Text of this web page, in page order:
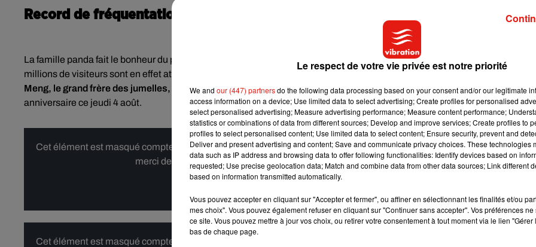
Record de fréquentation en 2022 ?
La famille panda fait le bonheur du parc loir-et-chérien, qui pourrait battre un record de fréquentation en 2022.
Près de deux
millions de visiteurs sont en effet attendus. Il faudra tout de même se dépêcher pour rencontrer la famille au complet :
Meng, le grand frère des jumelles, devrait rejoindre la Chined’ici la fin de l’année. Il fêtera de son côté son quatrième
anniversaire ce jeudi 4 août.
Cet élément est masqué compte-tenu du refus du dépôt de cookies que vous avez exprimé. Si vous souhaitez l'afficher,
merci de nous donner votre accord en cliquant sur le bouton ci-dessous.
Cet élément est masqué compte-tenu du refus du dépôt de cookies que vous avez exprimé. Si vous souhaitez l'afficher,
Le respect de votre vie privée est notre priorité
We and our (447) partnersdo the following data processing based on your consent and/or our legitimate
access information on a device; Use limited data to select advertising; Create profiles for personalised
select personalised advertising; Measure advertising performance; Measure content performance;
statistics or combinations of data from different sources; Develop and improve services; Create profiles to
profiles to select personalised content; Use limited data to select content; Ensure security, prevent and
Deliver and present advertising and content; Save and communicate privacy choices. These technologies
data such as IP address and browsing data to offer following functionalities: Identify devices based on
requested; Use precise geolocation data; Match and combine data from other data sources; Link different
based on information transmitted automatically.
Vous pouvez accepter en cliquant sur "Accepter et fermer", ou affiner en sélectionnant les finalités et/ou
mes choix". Vous pouvez également refuser en cliquant sur "Continuer sans accepter". Vos préférences
ce site. Vous pouvez mettre à jour vos choix, ou retirer votre consentement à tout moment via le lien
bas de chaque page.